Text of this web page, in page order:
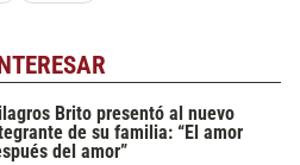
Brito presentó al nuevo
de su familia: “El amor
del amor”